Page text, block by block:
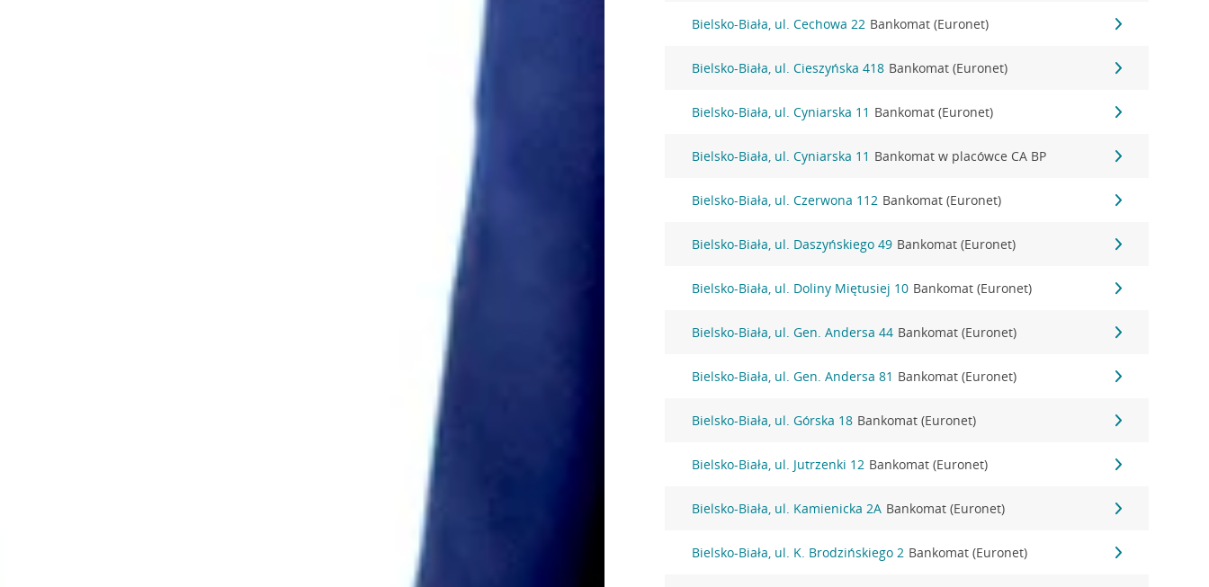
Bielsko-Biała, ul. Cechowa 22 Bankomat (Euronet)
Bielsko-Biała, ul. Cieszyńska 418 Bankomat (Euronet)
Bielsko-Biała, ul. Cyniarska 11 Bankomat (Euronet)
Bielsko-Biała, ul. Cyniarska 11 Bankomat w placówce CA BP
Bielsko-Biała, ul. Czerwona 112 Bankomat (Euronet)
Bielsko-Biała, ul. Daszyńskiego 49 Bankomat (Euronet)
Bielsko-Biała, ul. Doliny Miętusiej 10 Bankomat (Euronet)
Bielsko-Biała, ul. Gen. Andersa 44 Bankomat (Euronet)
Bielsko-Biała, ul. Gen. Andersa 81 Bankomat (Euronet)
Bielsko-Biała, ul. Górska 18 Bankomat (Euronet)
Bielsko-Biała, ul. Jutrzenki 12 Bankomat (Euronet)
Bielsko-Biała, ul. Kamienicka 2A Bankomat (Euronet)
Bielsko-Biała, ul. K. Brodzińskiego 2 Bankomat (Euronet)